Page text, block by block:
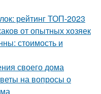
рейтинг ТОП-2023
от опытных хозяек
стоимость и
своего дома
на вопросы о